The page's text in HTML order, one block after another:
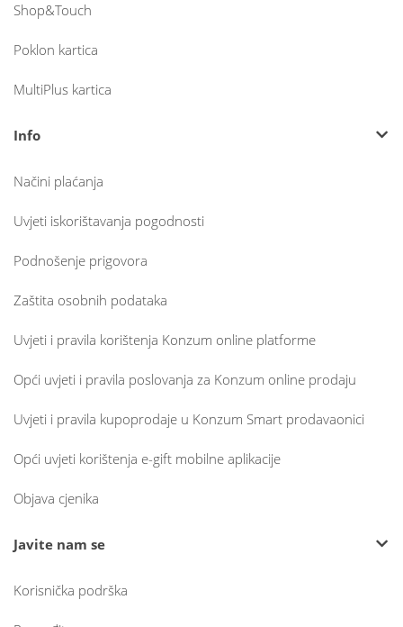
Shop&Touch
Poklon kartica
MultiPlus kartica
Info
Načini plaćanja
Uvjeti iskorištavanja pogodnosti
Podnošenje prigovora
Zaštita osobnih podataka
Uvjeti i pravila korištenja Konzum online platforme
Opći uvjeti i pravila poslovanja za Konzum online prodaju
Uvjeti i pravila kupoprodaje u Konzum Smart prodavaonici
Opći uvjeti korištenja e-gift mobilne aplikacije
Objava cjenika
Javite nam se
Korisnička podrška